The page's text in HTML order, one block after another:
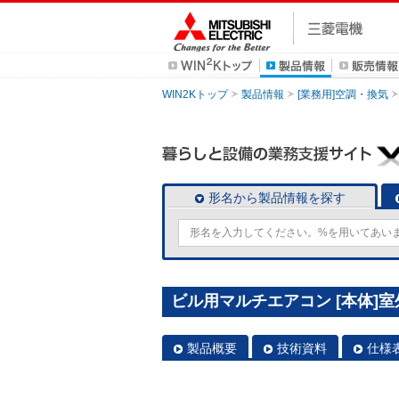
WIN2Kトップ 製品情報 [業務用]空調・換気
形名から製品情報を探す
ビル用マルチエアコン [本体]
製品概要 技術資料 仕様